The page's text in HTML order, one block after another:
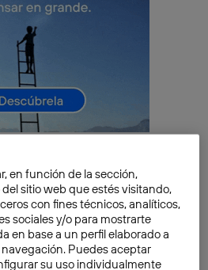
se representan
la nave y la estación
en cuestión de minutos.
de Programas
Nacional de Técnica
en función de la sección,
sitio web que estés visitando,
con fines técnicos, analíticos,
sociales y/o para mostrarte
en base a un perfil elaborado a
Puedes aceptar
su uso individualmente